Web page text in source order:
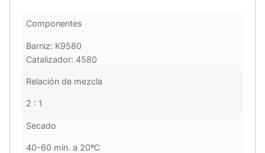
Componentes
Barniz: K9580
Catalizador: 4580
Relación de mezcla
2 : 1
Secado
40-60 min. a 20ºC